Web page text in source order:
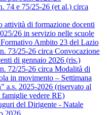
74 e 75/25-26 (et al.) circa
attività di formazione docenti
26 in servizio nelle scuole
Ambito 23 del Lazio
73/25-26 circa Convocazione
di gennaio 2026 (ris.)
72/25-26 circa Modalità di
in movimento – Settimana
a.s. 2025-2026 (riservato al
famiglie vedere RE)
del Dirigente - Natale